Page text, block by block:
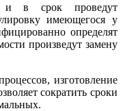
и в срок проведут
имеющегося у
определят
произведут замену
изготовление
сократить сроки